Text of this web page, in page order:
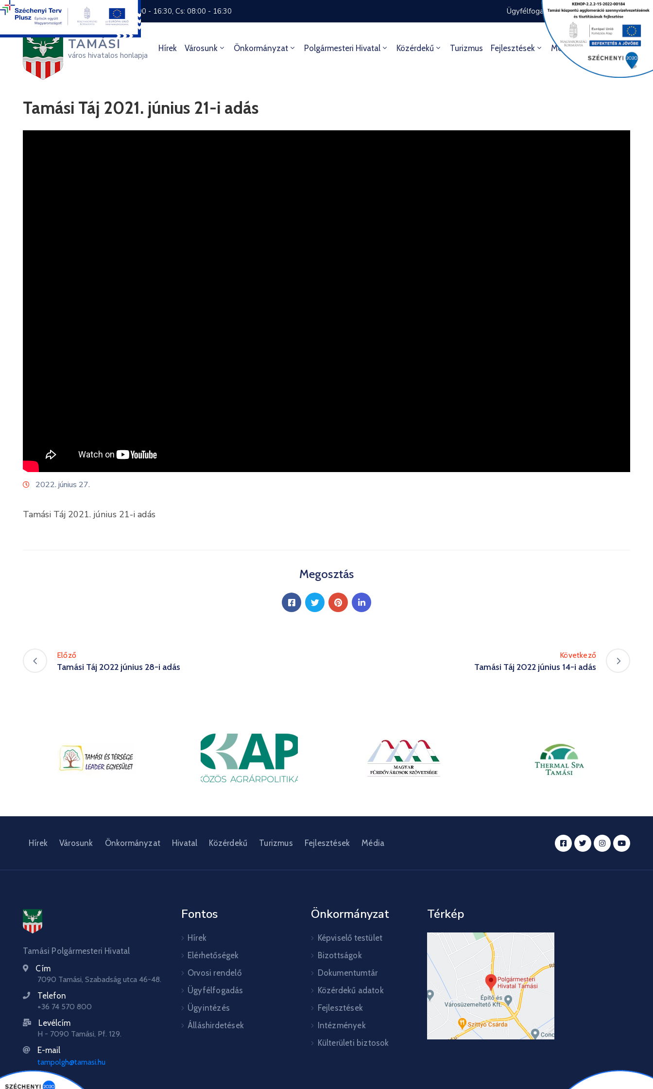
+36 74 570 800 H: 8:00 - 16:30, Cs: 08:00 - 16:30 Ügyfélfogadás rendje Ügyintézés
TAMÁSI
város hivatalos honlapja
Hírek Városunk Önkormányzat Polgármesteri Hivatal Közérdekű Turizmus Fejlesztések Média Kultúra
Tamási Táj 2021. június 21-i adás
2022. június 27.
Tamási Táj 2021. június 21-i adás
Megosztás
Előző
Tamási Táj 2022 június 28-i adás
Következő
Tamási Táj 2022 június 14-i adás
Hírek Városunk Önkormányzat Hivatal Közérdekű Turizmus Fejlesztések Média
Tamási Polgármesteri Hivatal
Cím
7090 Tamási, Szabadság utca 46-48.
Telefon
+36 74 570 800
Levélcím
H - 7090 Tamási, Pf. 129.
E-mail
tampolgh@tamasi.hu
Fontos
Hírek
Elérhetőségek
Orvosi rendelő
Ügyfélfogadás
Ügyintézés
Álláshirdetések
Önkormányzat
Képviselő testület
Bizottságok
Dokumentumtár
Közérdekű adatok
Fejlesztések
Intézmények
Külterületi biztosok
Térkép